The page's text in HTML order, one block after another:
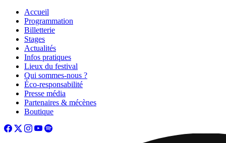
Accueil
Programmation
Billetterie
Stages
Actualités
Infos pratiques
Lieux du festival
Qui sommes-nous ?
Éco-responsabilité
Presse média
Partenaires & mécènes
Boutique